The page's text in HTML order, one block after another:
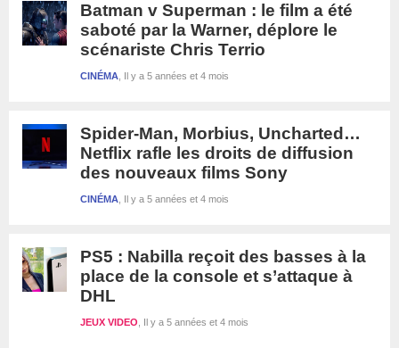
Batman v Superman : le film a été
saboté par la Warner, déplore le
scénariste Chris Terrio
Il y a 5 années et 4 mois
CINÉMA
Spider-Man, Morbius, Uncharted…
Netflix rafle les droits de diffusion
des nouveaux films Sony
Il y a 5 années et 4 mois
CINÉMA
PS5 : Nabilla reçoit des basses à la
place de la console et s’attaque à
DHL
Il y a 5 années et 4 mois
JEUX VIDEO